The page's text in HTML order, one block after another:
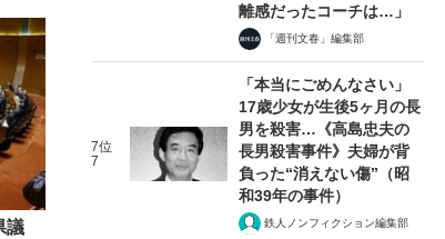
議
離感だったコーチは…」
「週刊文春」編集部
7位
7
「本当にごめんなさい」
17歳少女が生後5ヶ月の長
男を殺害…《高島忠夫の
長男殺害事件》夫婦が背
負った“消えない傷”（昭
和39年の事件）
鉄人ノンフィクション編集部